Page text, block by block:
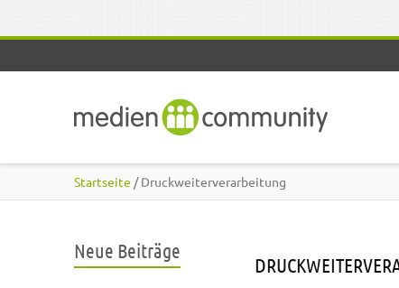
Startseite / Druckweiterverarbeitung
Neue Beiträge